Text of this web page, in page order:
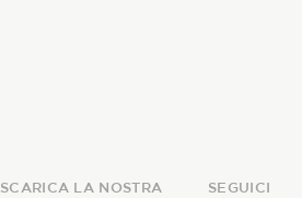
SCARICA LA NOSTRA
SEGUICI